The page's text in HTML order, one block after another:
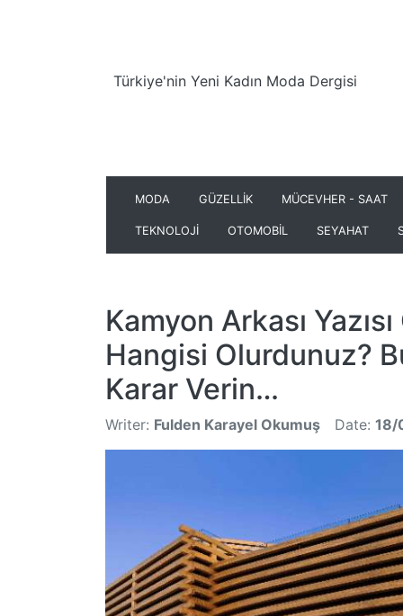
Türkiye'nin Yeni Kadın Moda Dergisi
MODA GÜZELLİK MÜCEVHER - SAAT
TEKNOLOJİ OTOMOBİL SEYAHAT
Kamyon Arkası
Hangisi Olurdunuz?
Karar Verin…
Writer: Fulden Karayel Okumuş Date: 18/